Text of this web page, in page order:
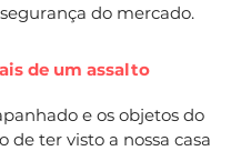
do mercado.
de um assalto
e os objetos do
de ter visto a nossa casa